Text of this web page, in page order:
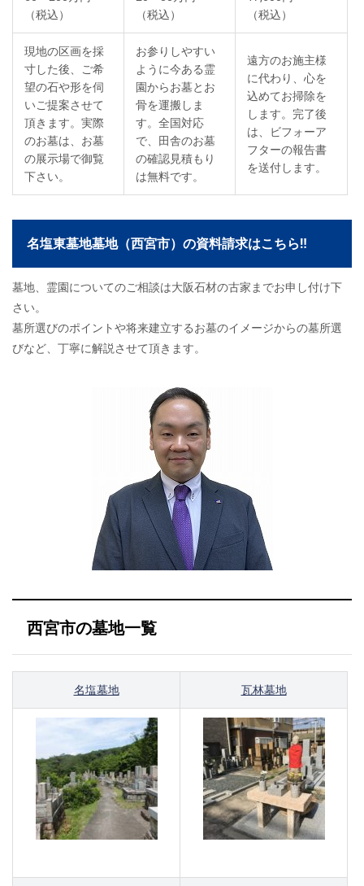
（税込）
（税込）
（税込）
現地の区画を採
寸した後、ご希
望の石や形を伺
いご提案させて
頂きます。実際
のお墓は、お墓
の展示場で御覧
下さい。
お参りしやすい
ように今ある霊
園からお墓とお
骨を運搬しま
す。全国対応
で、田舎のお墓
の確認見積もり
は無料です。
遠方のお施主様
に代わり、心を
込めてお掃除を
します。完了後
は、ビフォーア
フターの報告書
を送付します。
名塩東墓地墓地（西宮市）の資料請求はこちら‼
墓地、霊園についてのご相談は大阪石材の古家までお申し付け下
さい。
墓所選びのポイントや将来建立するお墓のイメージからの墓所選
びなど、丁寧に解説させて頂きます。
西宮市の墓地一覧
名塩墓地 瓦林墓地